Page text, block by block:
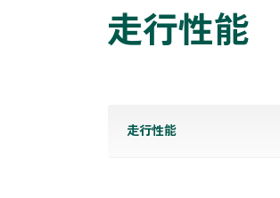
走行性能
走行性能